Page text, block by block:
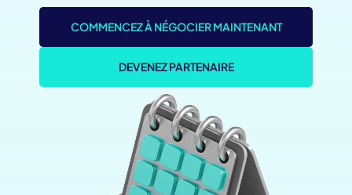
COMMENCEZ À NÉGOCIER MAINTENANT
DEVENEZ PARTENAIRE